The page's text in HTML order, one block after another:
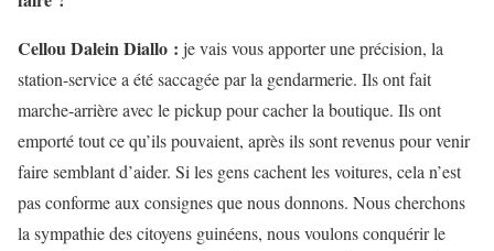
Cellou Dalein Diallo : je vais vous apporter une précision, la
station-service a été saccagée par la gendarmerie. Ils ont fait
marche-arrière avec le pickup pour cacher la boutique. Ils ont
emporté tout ce qu’ils pouvaient, après ils sont revenus pour venir
faire semblant d’aider. Si les gens cachent les voitures, cela n’est
pas conforme aux consignes que nous donnons. Nous cherchons
la sympathie des citoyens guinéens, nous voulons conquérir le